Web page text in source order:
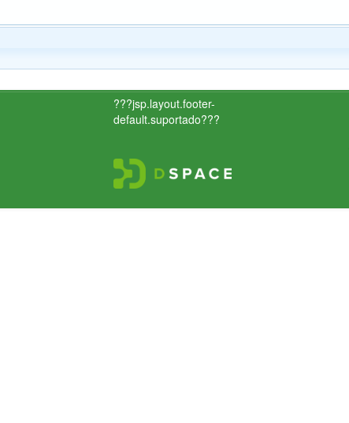
???jsp.layout.footer-
default.suportado???